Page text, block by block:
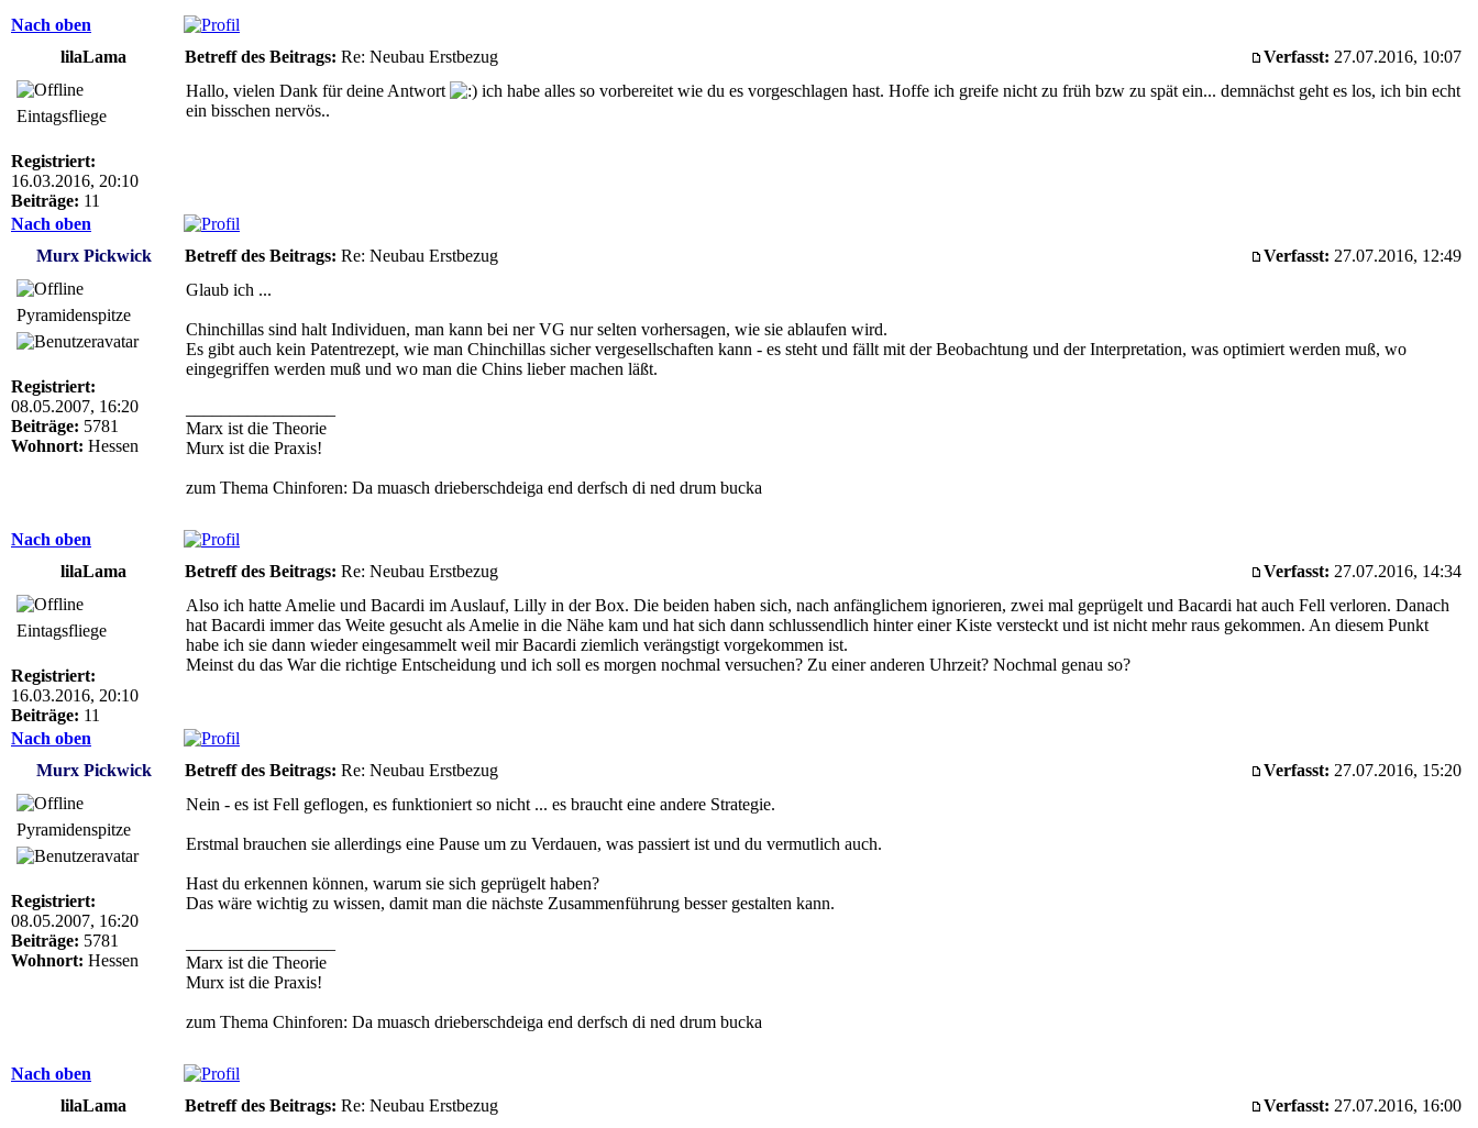
Nach oben
lilaLama
Betreff des Beitrags: Re: Neubau Erstbezug Verfasst: 27.07.2016, 10:07
Eintagsfliege
Registriert:
16.03.2016, 20:10
Beiträge: 11
Hallo, vielen Dank für deine Antwort
ich habe alles so vorbereitet wie du es vorgeschlagen hast. Hoffe ich greife nicht zu früh bzw zu spät ein... demnächst geht es los, ich bin echt
ein bisschen nervös..
Nach oben
Murx Pickwick
Betreff des Beitrags: Re: Neubau Erstbezug Verfasst: 27.07.2016, 12:49
Pyramidenspitze
Registriert:
08.05.2007, 16:20
Beiträge: 5781
Wohnort: Hessen
Glaub ich ...
Chinchillas sind halt Individuen, man kann bei ner VG nur selten vorhersagen, wie sie ablaufen wird.
Es gibt auch kein Patentrezept, wie man Chinchillas sicher vergesellschaften kann - es steht und fällt mit der Beobachtung und der Interpretation, was optimiert werden muß, wo
eingegriffen werden muß und wo man die Chins lieber machen läßt.
Marx ist die Theorie
Murx ist die Praxis!
zum Thema Chinforen: Da muasch drieberschdeiga end derfsch di ned drum bucka
Nach oben
lilaLama
Betreff des Beitrags: Re: Neubau Erstbezug Verfasst: 27.07.2016, 14:34
Eintagsfliege
Registriert:
16.03.2016, 20:10
Beiträge: 11
Also ich hatte Amelie und Bacardi im Auslauf, Lilly in der Box. Die beiden haben sich, nach anfänglichem ignorieren, zwei mal geprügelt und Bacardi hat auch Fell verloren. Danach
hat Bacardi immer das Weite gesucht als Amelie in die Nähe kam und hat sich dann schlussendlich hinter einer Kiste versteckt und ist nicht mehr raus gekommen. An diesem Punkt
habe ich sie dann wieder eingesammelt weil mir Bacardi ziemlich verängstigt vorgekommen ist.
Meinst du das War die richtige Entscheidung und ich soll es morgen nochmal versuchen? Zu einer anderen Uhrzeit? Nochmal genau so?
Nach oben
Murx Pickwick
Betreff des Beitrags: Re: Neubau Erstbezug Verfasst: 27.07.2016, 15:20
Pyramidenspitze
Registriert:
08.05.2007, 16:20
Beiträge: 5781
Wohnort: Hessen
Nein - es ist Fell geflogen, es funktioniert so nicht ... es braucht eine andere Strategie.
Erstmal brauchen sie allerdings eine Pause um zu Verdauen, was passiert ist und du vermutlich auch.
Hast du erkennen können, warum sie sich geprügelt haben?
Das wäre wichtig zu wissen, damit man die nächste Zusammenführung besser gestalten kann.
Marx ist die Theorie
Murx ist die Praxis!
zum Thema Chinforen: Da muasch drieberschdeiga end derfsch di ned drum bucka
Nach oben
lilaLama
Betreff des Beitrags: Re: Neubau Erstbezug Verfasst: 27.07.2016, 16:00